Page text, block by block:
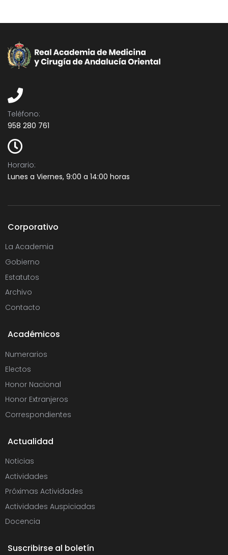
Teléfono:​
958 280 761
Horario:
Lunes a Viernes, 9:00 a 14:00 horas
Corporativo
La Academia
Gobierno
Estatutos
Archivo
Contacto
Académicos
Numerarios
Electos
Honor Nacional
Honor Extranjeros
Correspondientes
Actualidad
Noticias
Actividades
Próximas Actividades
Actividades Auspiciadas
Docencia
Suscribirse al boletín